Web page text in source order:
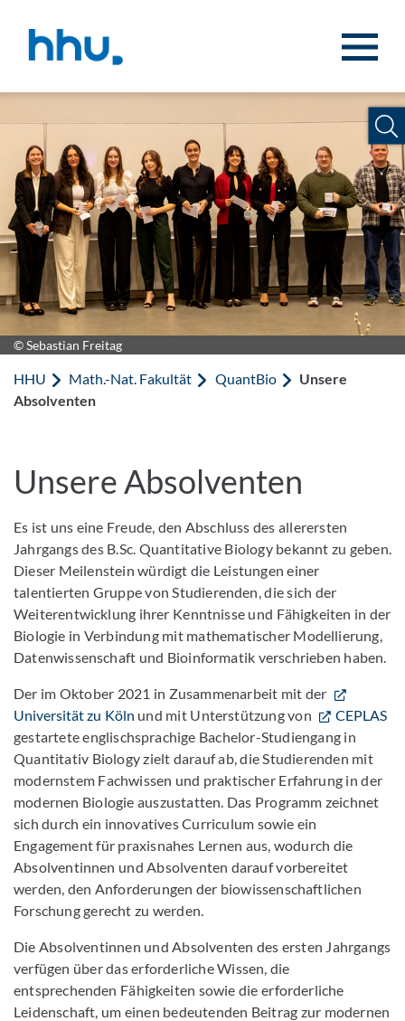
© Sebastian Freitag
HHU Math.-Nat. Fakultät QuantBio
Unsere
Absolventen
Unsere Absolventen
Es ist uns eine Freude, den Abschluss des allerersten
Jahrgangs des B.Sc. Quantitative Biology bekannt zu geben.
Dieser Meilenstein würdigt die Leistungen einer
talentierten Gruppe von Studierenden, die sich der
Weiterentwicklung ihrer Kenntnisse und Fähigkeiten in der
Biologie in Verbindung mit mathematischer Modellierung,
Datenwissenschaft und Bioinformatik verschrieben haben.
Der im Oktober 2021 in Zusammenarbeit mit der
Universität zu Köln und mit Unterstützung von
CEPLAS
gestartete englischsprachige Bachelor-Studiengang in
Quantitativ Biology zielt darauf ab, die Studierenden mit
modernstem Fachwissen und praktischer Erfahrung in der
modernen Biologie auszustatten. Das Programm zeichnet
sich durch ein innovatives Curriculum sowie ein
Engagement für praxisnahes Lernen aus, wodurch die
Absolventinnen und Absolventen darauf vorbereitet
werden, den Anforderungen der biowissenschaftlichen
Forschung gerecht zu werden.
Die Absolventinnen und Absolventen des ersten Jahrgangs
verfügen über das erforderliche Wissen, die
entsprechenden Fähigkeiten sowie die erforderliche
Leidenschaft, um einen bedeutenden Beitrag zur modernen